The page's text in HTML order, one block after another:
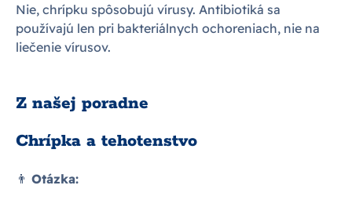
Nie, chrípku spôsobujú vírusy. Antibiotiká sa
používajú len pri bakteriálnych ochoreniach, nie na
liečenie vírusov.
Z našej poradne
Chrípka a tehotenstvo
👨 Otázka: